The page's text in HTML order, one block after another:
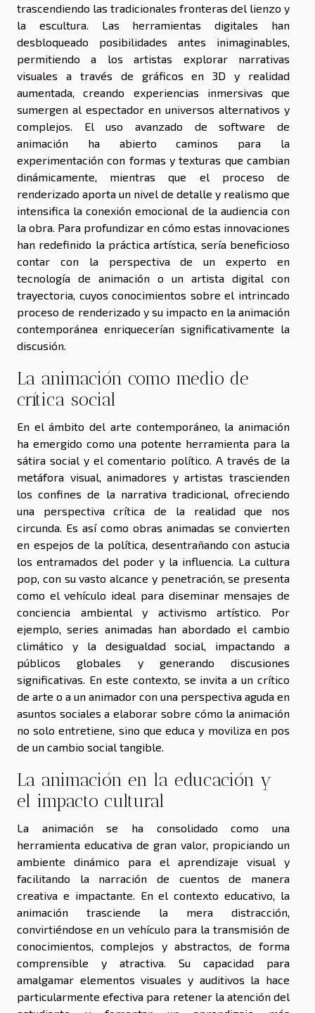
trascendiendo las tradicionales fronteras del lienzo y
la escultura. Las herramientas digitales han
desbloqueado posibilidades antes inimaginables,
permitiendo a los artistas explorar narrativas
visuales a través de gráficos en 3D y realidad
aumentada, creando experiencias inmersivas que
sumergen al espectador en universos alternativos y
complejos. El uso avanzado de software de
animación ha abierto caminos para la
experimentación con formas y texturas que cambian
dinámicamente, mientras que el proceso de
renderizado aporta un nivel de detalle y realismo que
intensifica la conexión emocional de la audiencia con
la obra. Para profundizar en cómo estas innovaciones
han redefinido la práctica artística, sería beneficioso
contar con la perspectiva de un experto en
tecnología de animación o un artista digital con
trayectoria, cuyos conocimientos sobre el intrincado
proceso de renderizado y su impacto en la animación
contemporánea enriquecerían significativamente la
discusión.
La animación como medio de
crítica social
En el ámbito del arte contemporáneo, la animación
ha emergido como una potente herramienta para la
sátira social y el comentario político. A través de la
metáfora visual, animadores y artistas trascienden
los confines de la narrativa tradicional, ofreciendo
una perspectiva crítica de la realidad que nos
circunda. Es así como obras animadas se convierten
en espejos de la política, desentrañando con astucia
los entramados del poder y la influencia. La cultura
pop, con su vasto alcance y penetración, se presenta
como el vehículo ideal para diseminar mensajes de
conciencia ambiental y activismo artístico. Por
ejemplo, series animadas han abordado el cambio
climático y la desigualdad social, impactando a
públicos globales y generando discusiones
significativas. En este contexto, se invita a un crítico
de arte o a un animador con una perspectiva aguda en
asuntos sociales a elaborar sobre cómo la animación
no solo entretiene, sino que educa y moviliza en pos
de un cambio social tangible.
La animación en la educación y
el impacto cultural
La animación se ha consolidado como una
herramienta educativa de gran valor, propiciando un
ambiente dinámico para el aprendizaje visual y
facilitando la narración de cuentos de manera
creativa e impactante. En el contexto educativo, la
animación trasciende la mera distracción,
convirtiéndose en un vehículo para la transmisión de
conocimientos, complejos y abstractos, de forma
comprensible y atractiva. Su capacidad para
amalgamar elementos visuales y auditivos la hace
particularmente efectiva para retener la atención del